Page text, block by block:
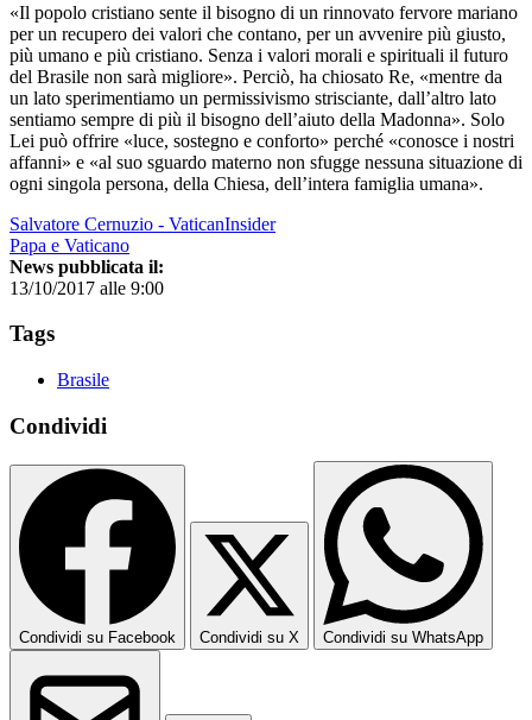
«Il popolo cristiano sente il bisogno di un rinnovato fervore mariano
per un recupero dei valori che contano, per un avvenire più giusto,
più umano e più cristiano. Senza i valori morali e spirituali il futuro
del Brasile non sarà migliore». Perciò, ha chiosato Re, «mentre da
un lato sperimentiamo un permissivismo strisciante, dall’altro lato
sentiamo sempre di più il bisogno dell’aiuto della Madonna». Solo
Lei può offrire «luce, sostegno e conforto» perché «conosce i nostri
affanni» e «al suo sguardo materno non sfugge nessuna situazione di
ogni singola persona, della Chiesa, dell’intera famiglia umana».
Salvatore Cernuzio - VaticanInsider
Papa e Vaticano
News pubblicata il:
13/10/2017 alle 9:00
Tags
Brasile
Condividi
Condividi su Facebook Condividi su X Condividi su WhatsApp